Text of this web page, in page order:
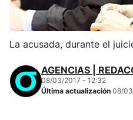
La acusada, durante el
AGENCIAS |
08/03/2017 - 12:32
Última actualización 08/